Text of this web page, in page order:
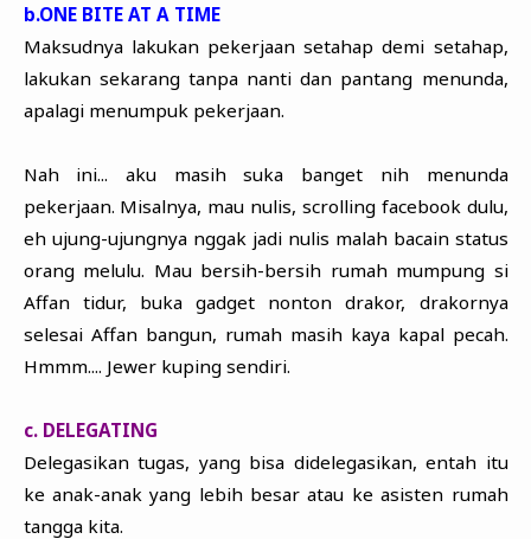
b.ONE BITE AT A TIME
Maksudnya lakukan pekerjaan setahap demi setahap,
lakukan sekarang tanpa nanti dan pantang menunda,
apalagi menumpuk pekerjaan.
Nah ini... aku masih suka banget nih menunda
pekerjaan. Misalnya, mau nulis, scrolling facebook dulu,
eh ujung-ujungnya nggak jadi nulis malah bacain status
orang melulu. Mau bersih-bersih rumah mumpung si
Affan tidur, buka gadget nonton drakor, drakornya
selesai Affan bangun, rumah masih kaya kapal pecah.
Hmmm.... Jewer kuping sendiri.
c. DELEGATING
Delegasikan tugas, yang bisa didelegasikan, entah itu
ke anak-anak yang lebih besar atau ke asisten rumah
tangga kita.